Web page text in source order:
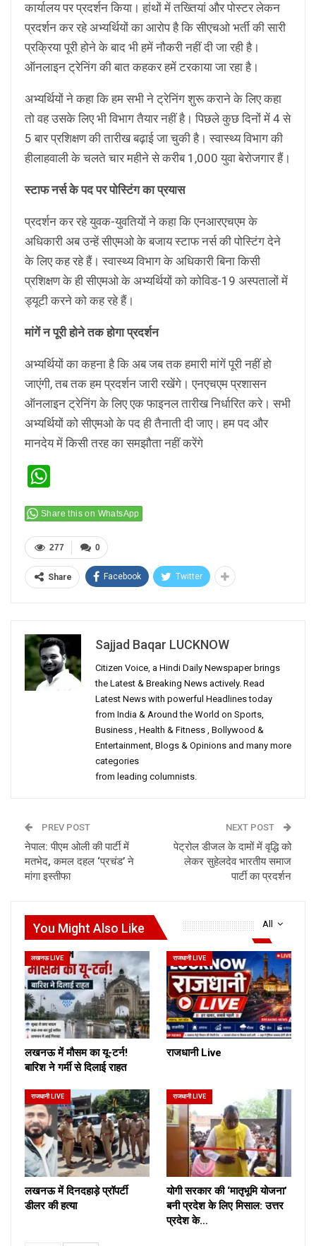
कार्यालय पर प्रदर्शन किया। हांथों में तख्तियां और पोस्टर लेकन
प्रदर्शन कर रहे अभ्यर्थियों का आरोप है कि सीएचओ भर्ती की सारी
प्रक्रिया पूरी होने के बाद भी हमें नौकरी नहीं दी जा रही है।
ऑनलाइन ट्रेनिंग की बात कहकर हमें टरकाया जा रहा है।
अभ्यर्थियों ने कहा कि हम सभी ने ट्रेनिंग शुरू कराने के लिए कहा
तो वह उसके लिए भी विभाग तैयार नहीं है। पिछले कुछ दिनों में 4 से
5 बार प्रशिक्षण की तारीख बढ़ाई जा चुकी है। स्वास्थ्य विभाग की
हीलाहवाली के चलते चार महीने से करीब 1,000 युवा बेरोजगार हैं।
स्टाफ नर्स के पद पर पोस्टिंग का प्रयास
प्रदर्शन कर रहे युवक-युवतियों ने कहा कि एनआरएचएम के
अधिकारी अब उन्हें सीएमओ के बजाय स्टाफ नर्स की पोस्टिंग देने
के लिए कह रहे हैं। स्वास्थ्य विभाग के अधिकारी बिना किसी
प्रशिक्षण के ही सीएमओ के अभ्यर्थियों को कोविड-19 अस्पतालों में
ड्यूटी करने को कह रहे हैं।
मांगें न पूरी होने तक होगा प्रदर्शन
अभ्यर्थियों का कहना है कि अब जब तक हमारी मांगें पूरी नहीं हो
जाएंगी, तब तक हम प्रदर्शन जारी रखेंगे। एनएचएम प्रशासन
ऑनलाइन ट्रेनिंग के लिए एक फाइनल तारीख निर्धारित करे। सभी
अभ्यर्थियों को सीएमओ के पद ही तैनाती दी जाए। हम पद और
मानदेय में किसी तरह का समझौता नहीं करेंगे
Share this on WhatsApp
0
277
Share Facebook Twitter
Sajjad Baqar LUCKNOW
Citizen Voice, a Hindi Daily Newspaper brings
the Latest & Breaking News actively. Read
Latest News with powerful Headlines today
from India & Around the World on Sports,
Business , Health & Fitness , Bollywood &
Entertainment, Blogs & Opinions and many more
categories
from leading columnists.
PREV POST
नेपाल: पीएम ओली की पार्टी में
मतभेद, कमल दहल ‘प्रचंड’ ने
मांगा इस्तीफा
NEXT POST
पेट्रोल डीजल के दामों में वृद्धि को
लेकर सुहेलदेव भारतीय समाज
पार्टी का प्रदर्शन
All
You Might Also Like
लखनऊ LIVE
लखनऊ में मौसम का यू-टर्न!
बारिश ने गर्मी से दिलाई राहत
राजधानी LIVE
राजधानी Live
राजधानी LIVE
लखनऊ में दिनदहाड़े प्रॉपर्टी
डीलर की हत्या
राजधानी LIVE
योगी सरकार की ‘मातृभूमि योजना’
बनी प्रदेश के लिए मिसाल: उत्तर
प्रदेश के…